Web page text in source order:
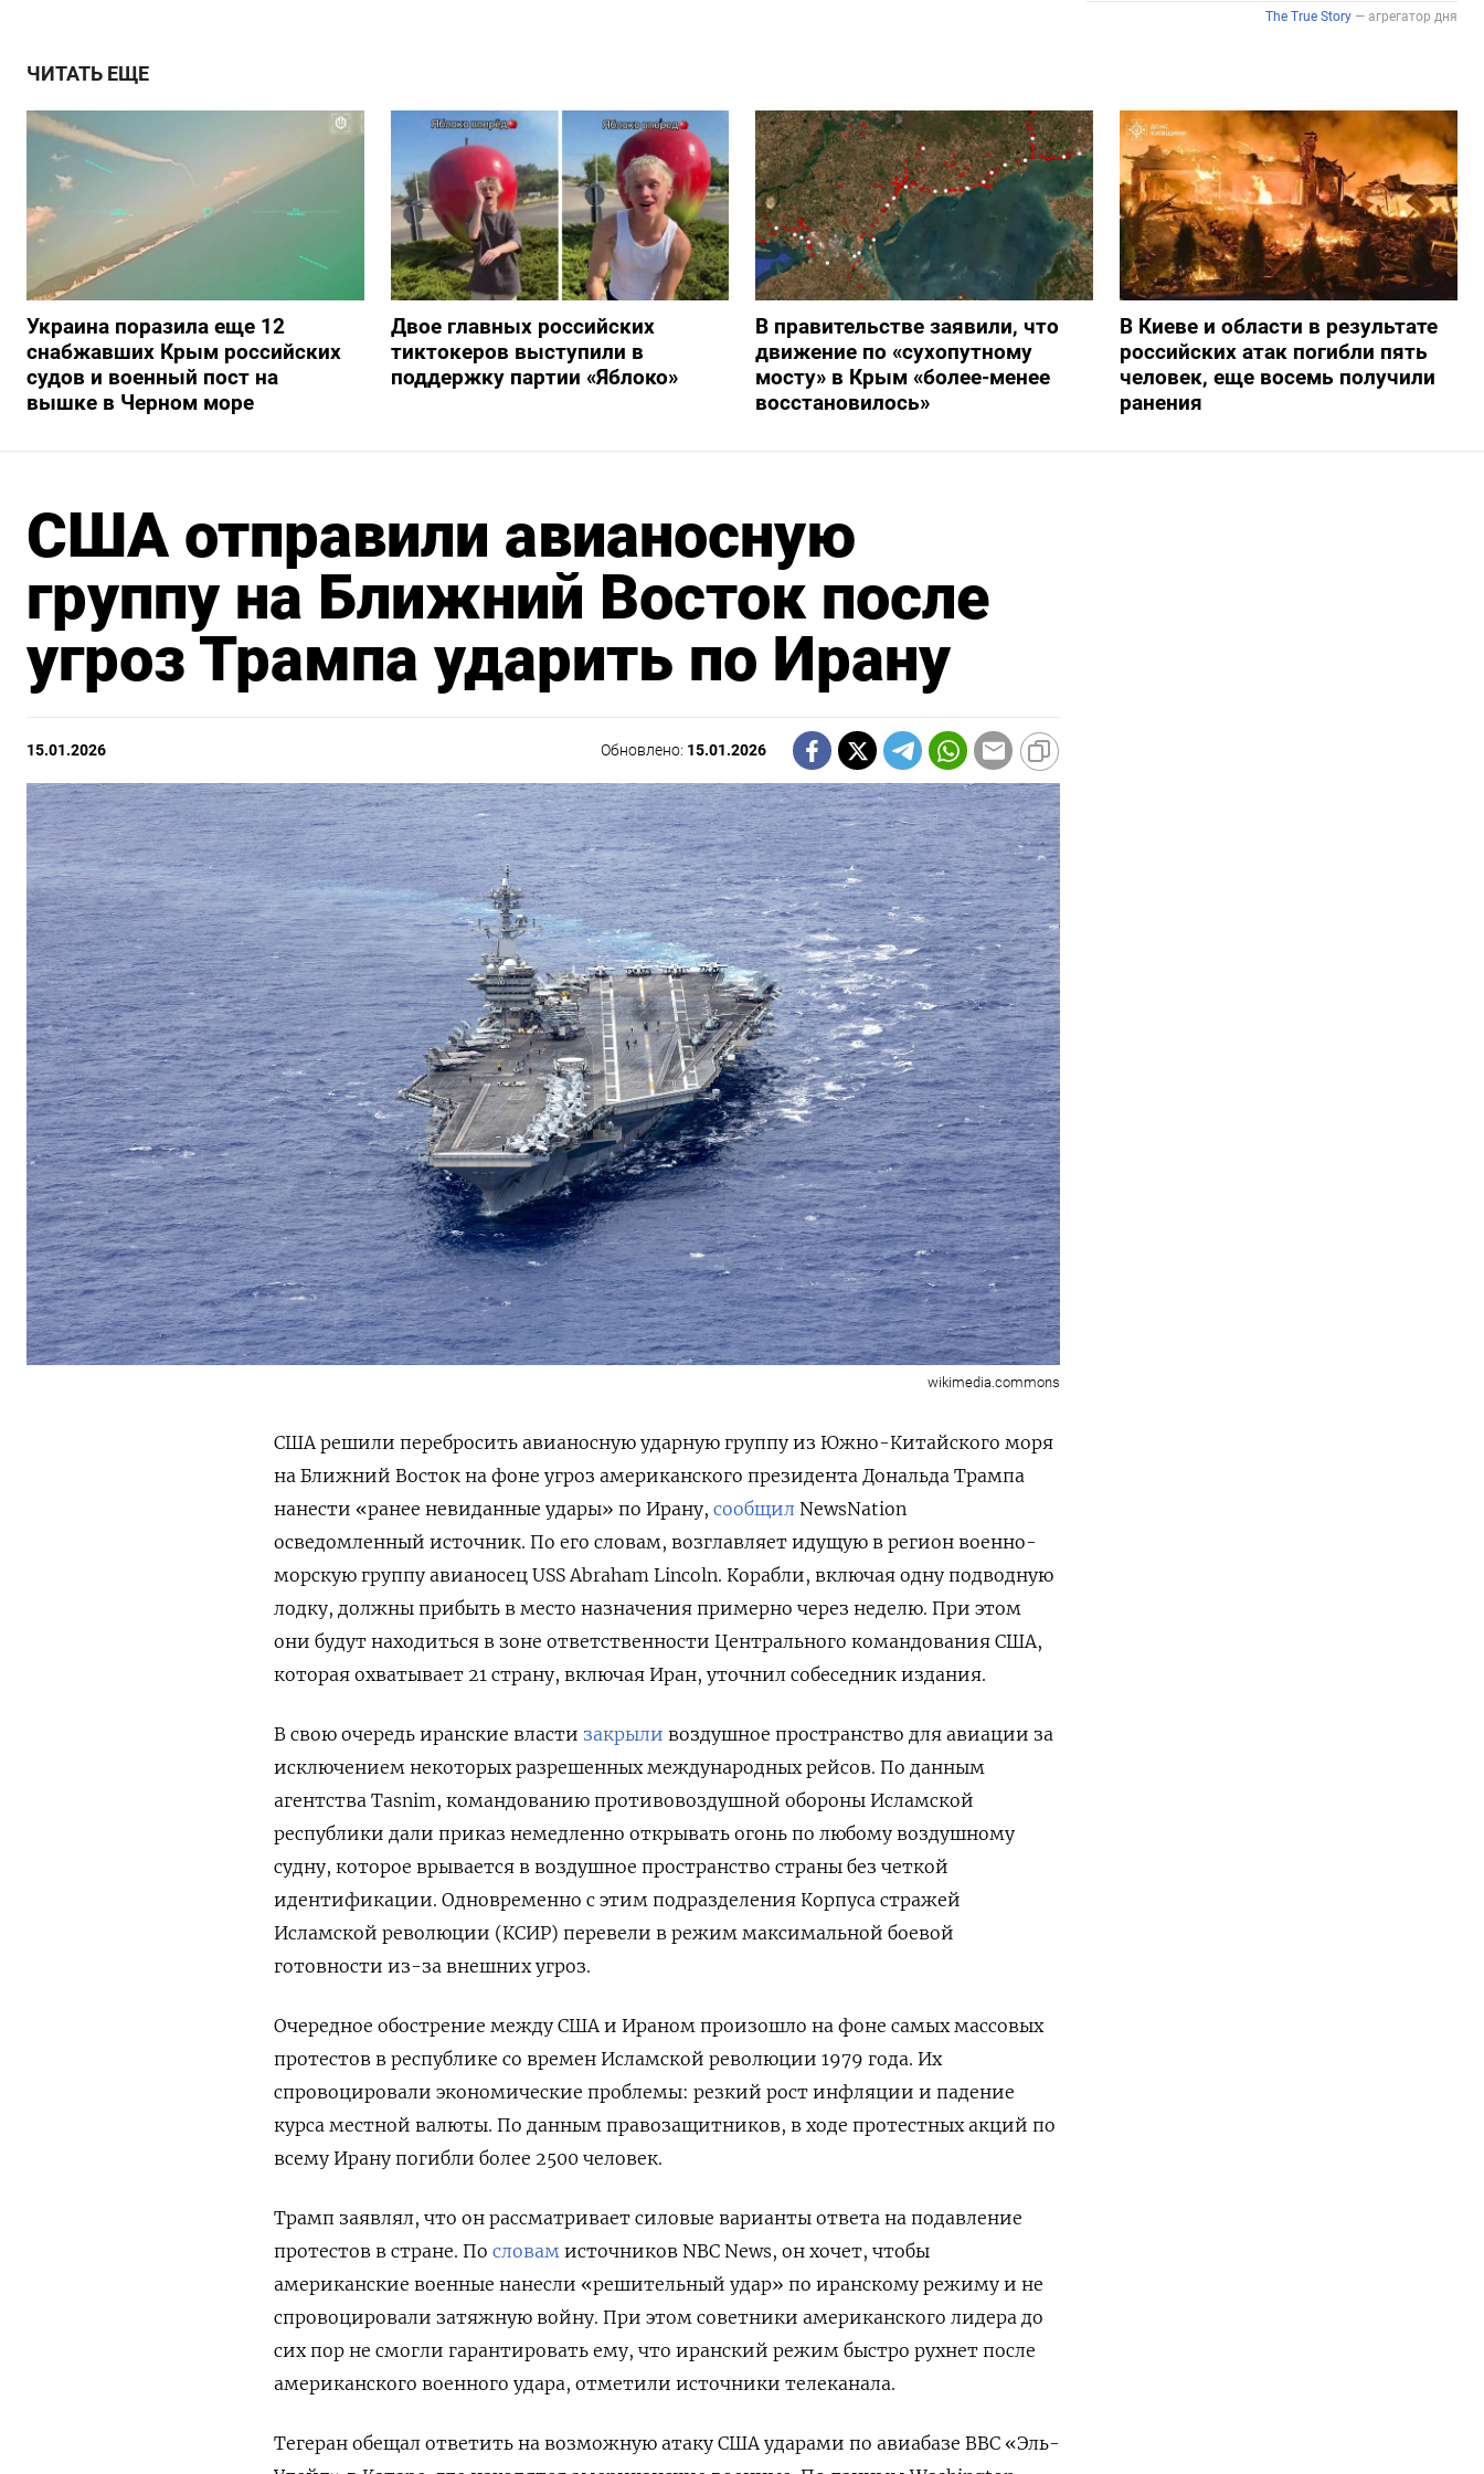
ЧИТАТЬ ЕЩЕ
Украина поразила еще 12
снабжавших Крым российских
судов и военный пост на
вышке в Черном море
Двое главных российских
тиктокеров выступили в
поддержку партии «Яблоко»
В правительстве заявили, что
движение по «сухопутному
мосту» в Крым «более-менее
восстановилось»
В Киеве и области в результате
российских атак погибли пять
человек, еще восемь получили
ранения
США отправили авианосную
группу на Ближний Восток после
угроз Трампа ударить по Ирану
15.01.2026 Обновлено: 15.01.2026
wikimedia.commons
США решили перебросить авианосную ударную группу из Южно-Китайского моря
на Ближний Восток на фоне угроз американского президента Дональда Трампа
нанести «ранее невиданные удары» по Ирану, сообщил NewsNation
осведомленный источник. По его словам, возглавляет идущую в регион военно-
морскую группу авианосец USS Abraham Lincoln. Корабли, включая одну подводную
лодку, должны прибыть в место назначения примерно через неделю. При этом
они будут находиться в зоне ответственности Центрального командования США,
которая охватывает 21 страну, включая Иран, уточнил собеседник издания.
В свою очередь иранские власти закрыли воздушное пространство для авиации за
исключением некоторых разрешенных международных рейсов. По данным
агентства Tasnim, командованию противовоздушной обороны Исламской
республики дали приказ немедленно открывать огонь по любому воздушному
судну, которое врывается в воздушное пространство страны без четкой
идентификации. Одновременно с этим подразделения Корпуса стражей
Исламской революции (КСИР) перевели в режим максимальной боевой
готовности из-за внешних угроз.
Очередное обострение между США и Ираном произошло на фоне самых массовых
протестов в республике со времен Исламской революции 1979 года. Их
спровоцировали экономические проблемы: резкий рост инфляции и падение
курса местной валюты. По данным правозащитников, в ходе протестных акций по
всему Ирану погибли более 2500 человек.
Трамп заявлял, что он рассматривает силовые варианты ответа на подавление
протестов в стране. По словам источников NBC News, он хочет, чтобы
американские военные нанесли «решительный удар» по иранскому режиму и не
спровоцировали затяжную войну. При этом советники американского лидера до
сих пор не смогли гарантировать ему, что иранский режим быстро рухнет после
американского военного удара, отметили источники телеканала.
Тегеран обещал ответить на возможную атаку США ударами по авиабазе ВВС «Эль-